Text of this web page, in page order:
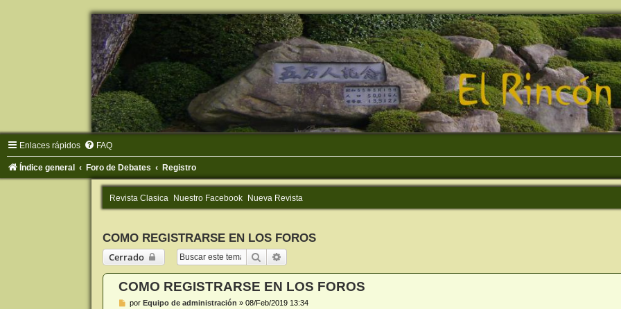
Enlaces rápidos FAQ
Índice general Foro de Debates Registro
Revista Clasica Nuestro Facebook Nueva Revista
COMO REGISTRARSE EN LOS FOROS
Cerrado
Buscar
COMO REGISTRARSE EN LOS FOROS
M
por Equipo de administración » 08/Feb/2019 13:34